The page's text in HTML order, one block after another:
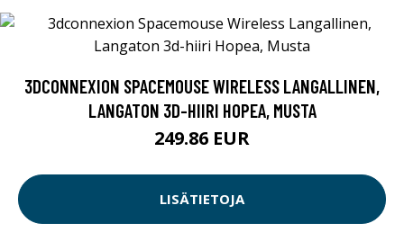
3DCONNEXION SPACEMOUSE WIRELESS LANGALLINEN,
LANGATON 3D-HIIRI HOPEA, MUSTA
249.86 EUR
LISÄTIETOJA